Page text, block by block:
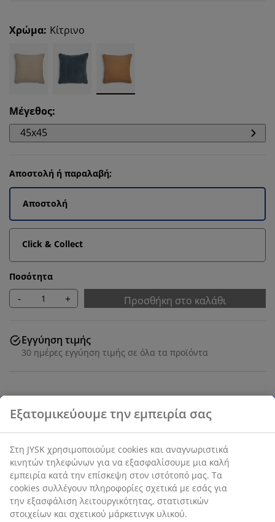
Χρώμα: Κίτρινο
Μέγεθος:
45x45
Αποστολή ή παραλαβή;
Αποστολή
Click & Collect
Ποσότητα
- + Προσθήκη στο καλάθι
Εγγύηση τιμής
30 ημέρες εγγύηση τιμής σε όλα τα προϊόντα
Χαρακτηριστικά προϊόντος
Αξιολογήσεις
Εξατομικεύουμε την εμπειρία σας
Στη JYSK χρησιμοποιούμε cookies και αναγνωριστικά
κινητών τηλεφώνων για να εξασφαλίσουμε μια καλή
εμπειρία κατά την επίσκεψη στον ιστότοπό μας. Τα
cookies συλλέγουν πληροφορίες σχετικά με εσάς για
την εξασφάλιση λειτουργικότητας, στατιστικών
στοιχείων και σχετικού μάρκετινγκ υλικού.